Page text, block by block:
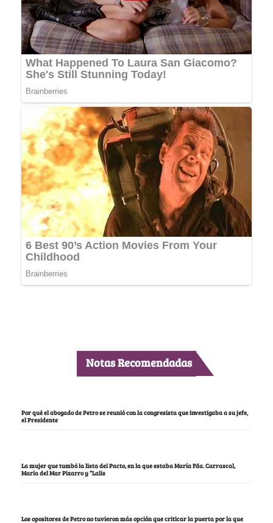
Notas Recomendadas
Por qué el abogado de Petro se reunió con la congresista que investigaba a su jefe,
el Presidente
La mujer que tumbó la lista del Pacto, en la que estaba María Fda. Carrascal,
María del Mar Pizarro y “Lalis
Los opositores de Petro no tuvieron más opción que criticar la puerta por la que